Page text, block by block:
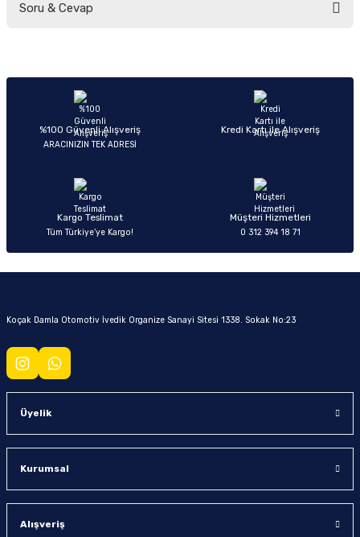
Soru & Cevap
Ürün hakkında henüz soru sorulmamış.
%100 Güvenli Alışveriş
ARACINIZIN TEK ADRESİ
Kredi Kartı ile Alışveriş
Kargo Teslimat
Tüm Türkiye’ye Kargo!
Müşteri Hizmetleri
0 312 394 18 71
Koçak Damla Otomotiv İvedik Organize Sanayi Sitesi 1338. Sokak No:23
Üyelik
Kurumsal
Alışveriş